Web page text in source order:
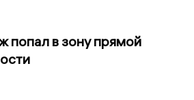
попал в зону прямой